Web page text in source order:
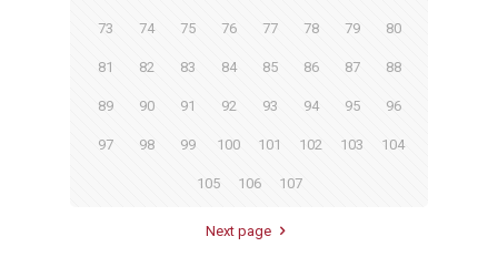
73 74 75 76 77 78 79 80
81 82 83 84 85 86 87 88
89 90 91 92 93 94 95 96
97 98 99 100 101 102 103 104
105 106 107
Next page